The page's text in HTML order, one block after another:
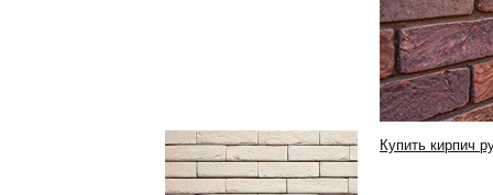
Купить кирпич